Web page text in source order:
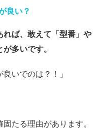
良い？
ば、 敢えて「型番」や
多いです。
いでのは？！」
たる理由があります。